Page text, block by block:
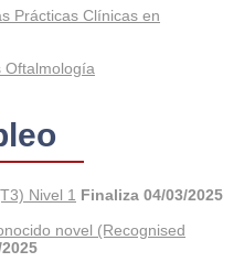
Prácticas Clínicas en
Oftalmología
Nivel 1 Finaliza 04/03/2025
novel (Recognised